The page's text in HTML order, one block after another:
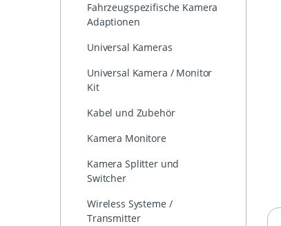
Fahrzeugspezifische Kamera
Adaptionen
Universal Kameras
Universal Kamera / Monitor
Kit
Kabel und Zubehör
Kamera Monitore
Kamera Splitter und
Switcher
Wireless Systeme /
Transmitter